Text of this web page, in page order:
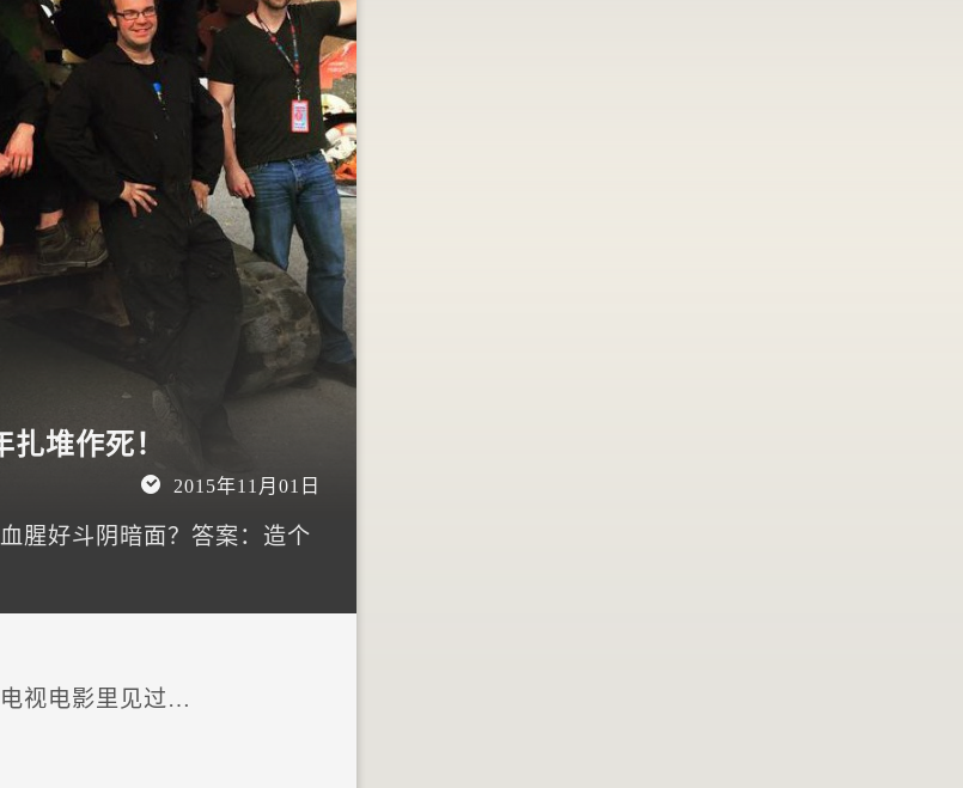
堆作死！
2015年11月01日
腥好斗阴暗面？答案：造个
视电影里见过…